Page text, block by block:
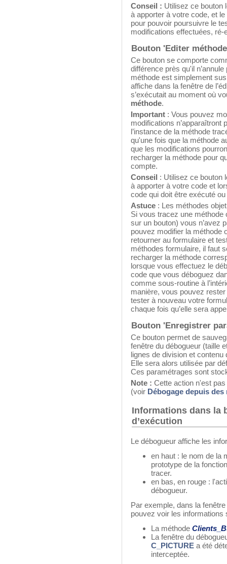
Conseil : Utilisez ce bouton
à apporter à votre code, et
pour pouvoir poursuivre le
modifications effectuées,
Bouton 'Editer
Ce bouton se comporte
différence près qu'il
méthode est simplement
affiche dans la fenêtre de
s’exécutait au moment où
méthode.
Important : Vous pouvez
modifications n’apparaîtront
l’instance de la méthode
qu'une fois que la méthode
que les modifications
recharger la méthode pour
compte.
Conseil : Utilisez ce bouton
à apporter à votre code et
code qui doit être exécuté
Astuce : Les méthodes
Si vous tracez une méthode
sur un bouton) vous n’avez
pouvez modifier la méthode
retourner au formulaire et
méthodes formulaire, il faut
recharger la méthode
lorsque vous effectuez le
code que vous déboguez
comme sous-routine à
manière, vous pouvez
tester à nouveau votre
chaque fois qu’elle sera
Bouton 'Enregistrer
Ce bouton permet de
fenêtre du débogueur (taille
lignes de division et contenu
Elle sera alors utilisée par
Ces paramétrages sont
Note : Cette action n'est
(voir Débogage depuis
Informations dans la
d’exécution
Le débogueur affiche les
en haut : le nom de la
prototype de la
tracer.
en bas, en rouge :
débogueur.
Par exemple, dans la
pouvez voir les informations
La méthode
La fenêtre du
C_PICTURE a été
interceptée.